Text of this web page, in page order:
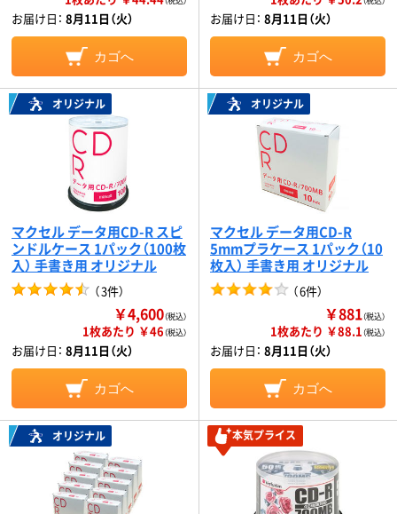
お届け日： 8月11日（火）
カゴへ
お届け日： 8月11日（火）
カゴへ
オリジナル
マクセル データ用CD-R スピ
ンドルケース 1パック（100枚
入） 手書き用 オリジナル
（3件）
￥4,600（税込）
1枚あたり ￥46（税込）
お届け日： 8月11日（火）
カゴへ
オリジナル
マクセル データ用CD-R
5mmプラケース 1パック（10
枚入） 手書き用 オリジナル
（6件）
￥881（税込）
1枚あたり ￥88.1（税込）
お届け日： 8月11日（火）
カゴへ
オリジナル 本気プライス